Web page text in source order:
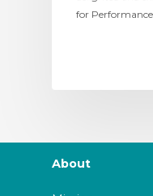
for
About